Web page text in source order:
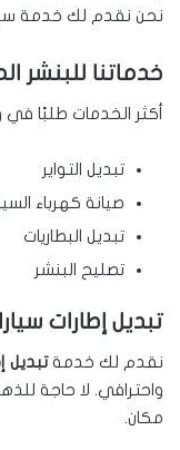
نحن نقدم لك خدمة
خدماتنا للبنشر
أكثر الخدمات طلبًا في
تبديل التواير
صيانة كهرباء
تبديل البطاريات
تصليح البنشر
تبديل إطارات
نقدم لك خدمةتبديل
واحترافي. لا حاجة
مكان.